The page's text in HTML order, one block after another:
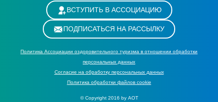
ВСТУПИТЬ В АССОЦИАЦИЮ
ПОДПИСАТЬСЯ НА РАССЫЛКУ
Политика Ассоциации оздоровительного туризма в отношении обработки
персональных данных
Cогласие на обработку персональных данных
Политика обработки файлов cookie
© Copyright 2016 by АОТ